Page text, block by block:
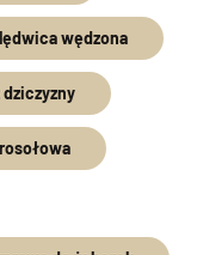
wędzona